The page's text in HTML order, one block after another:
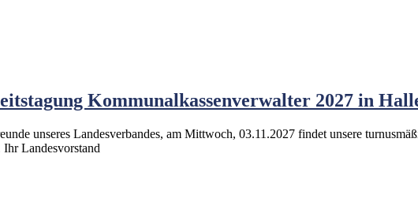
Kommunalkassenverwalter 2027 in
unseres Landesverbandes, am Mittwoch, 03.11.2027 findet unsere
Landesvorstand